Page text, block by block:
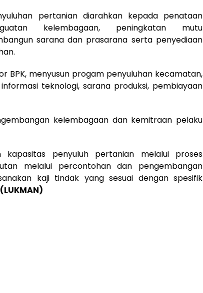
pertanian diarahkan kepada penataan
kelembagaan, peningkatan mutu
sarana dan prasarana serta penyediaan
BPK, menyusun progam penyuluhan kecamatan,
teknologi, sarana produksi, pembiayaan
kelembagaan dan kemitraan pelaku
kapasitas penyuluh pertanian melalui proses
melalui percontohan dan pengembangan
kaji tindak yang sesuai dengan spesifik
(LUKMAN)